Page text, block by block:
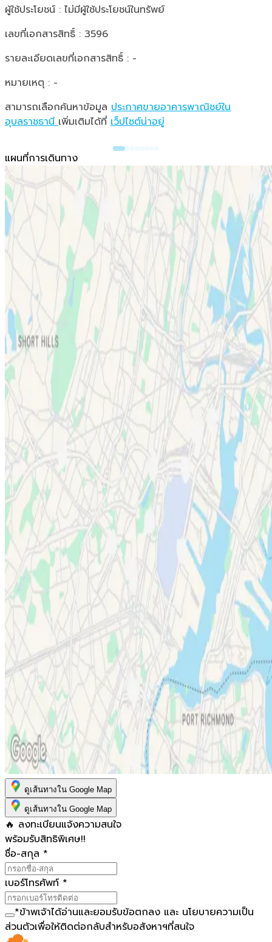
ผู้ใช้ประโยชน์ : ไม่มีผู้ใช้ประโยชน์ในทรัพย์
เลขที่เอกสารสิทธิ์ : 3596
รายละเอียดเลขที่เอกสารสิทธิ์ : -
หมายเหตุ : -
สามารถเลือกค้นหาข้อมูล ประกาศขายอาคารพาณิชย์ใน
อุบลราชธานีเพิ่มเติมได้ที่ เว็ปไซต์น่าอยู่
แผนที่การเดินทาง
ดูเส้นทางใน Google Map
ดูเส้นทางใน Google Map
🔥 ลงทะเบียนแจ้งความสนใจ
พร้อมรับสิทธิพิเศษ!!
ชื่อ-สกุล *
เบอร์โทรศัพท์ *
*ข้าพเจ้าได้อ่านและยอมรับข้อตกลง และ นโยบายความเป็น
ส่วนตัวเพื่อให้ติดต่อกลับสำหรับอสังหาฯที่สนใจ